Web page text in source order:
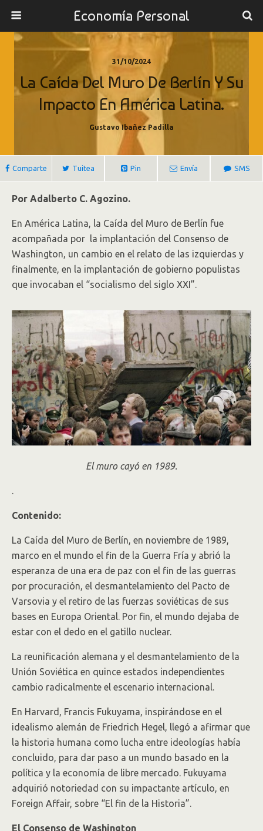
Economía Personal
31/10/2024
La Caída Del Muro De Berlín Y Su
Impacto En América Latina.
Gustavo Ibañez Padilla
Comparte Tuitea Pin Envía SMS
Por Adalberto C. Agozino.
En América Latina, la Caída del Muro de Berlín fue
acompañada por la implantación del Consenso de
Washington, un cambio en el relato de las izquierdas y
finalmente, en la implantación de gobierno populistas
que invocaban el “socialismo del siglo XXI”.
El muro cayó en 1989.
.
Contenido:
La Caída del Muro de Berlín, en noviembre de 1989,
marco en el mundo el fin de la Guerra Fría y abrió la
esperanza de una era de paz con el fin de las guerras
por procuración, el desmantelamiento del Pacto de
Varsovia y el retiro de las fuerzas soviéticas de sus
bases en Europa Oriental. Por fin, el mundo dejaba de
estar con el dedo en el gatillo nuclear.
La reunificación alemana y el desmantelamiento de la
Unión Soviética en quince estados independientes
cambio radicalmente el escenario internacional.
En Harvard, Francis Fukuyama, inspirándose en el
idealismo alemán de Friedrich Hegel, llegó a afirmar que
la historia humana como lucha entre ideologías había
concluido, para dar paso a un mundo basado en la
política y la economía de libre mercado. Fukuyama
adquirió notoriedad con su impactante artículo, en
Foreign Affair, sobre “El fin de la Historia”.
El Consenso de Washington